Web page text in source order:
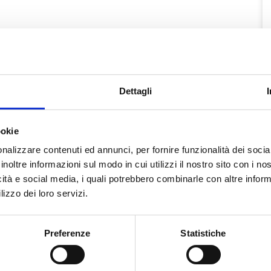
Dettagli
contenuti ed annunci, per fornire funzionalità dei
informazioni sul modo in cui utilizzi il nostro sito con i
e social media, i quali potrebbero combinarle con altre
dei loro servizi.
Preferenze Statistiche
Plus
TRACCIABILITÀ
Raccomandata Plus